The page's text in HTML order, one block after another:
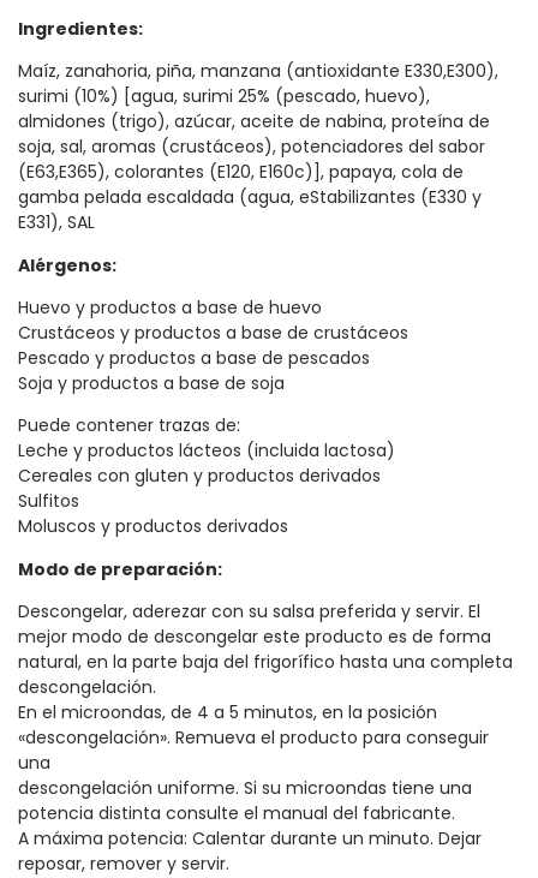
Ingredientes:
Maíz, zanahoria, piña, manzana (antioxidante E330,E300),
surimi (10%) [agua, surimi 25% (pescado, huevo),
almidones (trigo), azúcar, aceite de nabina, proteína de
soja, sal, aromas (crustáceos), potenciadores del sabor
(E63,E365), colorantes (E120, E160c)], papaya, cola de
gamba pelada escaldada (agua, eStabilizantes (E330 y
E331), SAL
Alérgenos:
Huevo y productos a base de huevo
Crustáceos y productos a base de crustáceos
Pescado y productos a base de pescados
Soja y productos a base de soja
Puede contener trazas de:
Leche y productos lácteos (incluida lactosa)
Cereales con gluten y productos derivados
Sulfitos
Moluscos y productos derivados
Modo de preparación:
Descongelar, aderezar con su salsa preferida y servir. El
mejor modo de descongelar este producto es de forma
natural, en la parte baja del frigorífico hasta una completa
descongelación.
En el microondas, de 4 a 5 minutos, en la posición
«descongelación». Remueva el producto para conseguir
una
descongelación uniforme. Si su microondas tiene una
potencia distinta consulte el manual del fabricante.
A máxima potencia: Calentar durante un minuto. Dejar
reposar, remover y servir.